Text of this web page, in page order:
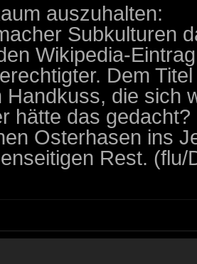
auszuhalten:
Subkulturen
Wikipedia-
Dem
Handkuss, die sich
hätte das
Osterhasen ins
Rest.